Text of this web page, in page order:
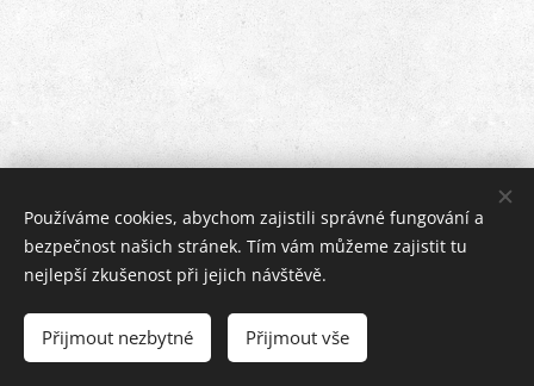
© 2022 Všechna práva vyhrazena
Cookies
Používáme cookies, abychom zajistili správné fungování a
bezpečnost našich stránek. Tím vám můžeme zajistit tu
nejlepší zkušenost při jejich návštěvě.
Přijmout nezbytné Přijmout vše